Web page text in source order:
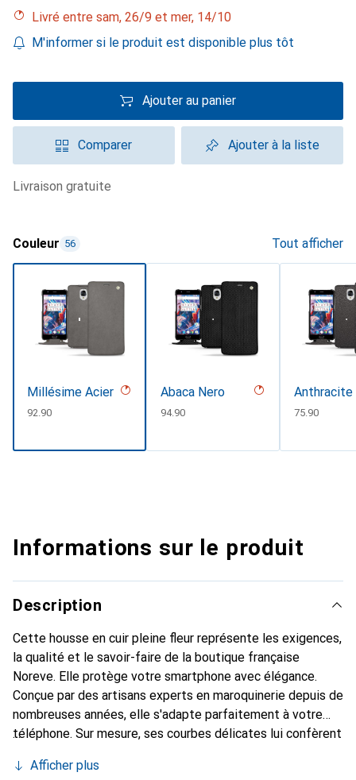
Livré entre sam, 26/9 et mer, 14/10
M'informer si le produit est disponible plus tôt
Ajouter au panier
Comparer Ajouter à la liste
livraison gratuite
Couleur 56 Tout afficher
Millésime Acier
CHF
92.90
Abaca Nero
CHF
94.90
Anthracite
CHF
75.90
Informations sur le produit
Description
Cette housse en cuir pleine fleur représente les exigences,
la qualité et le savoir-faire de la boutique française
Noreve. Elle protège votre smartphone avec élégance.
Conçue par des artisans experts en maroquinerie depuis de
nombreuses années, elle s'adapte parfaitement à votre
téléphone. Sur mesure, ses courbes délicates lui confèrent
et indispensable pour votre smartphone. Reconnaître
Afficher plus